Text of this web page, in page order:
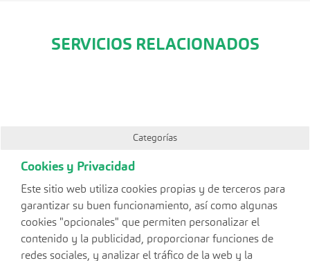
SERVICIOS RELACIONADOS
Categorías
Cookies y Privacidad
Este sitio web utiliza cookies propias y de terceros para
garantizar su buen funcionamiento, así como algunas
cookies "opcionales" que permiten personalizar el
contenido y la publicidad, proporcionar funciones de
redes sociales, y analizar el tráfico de la web y la